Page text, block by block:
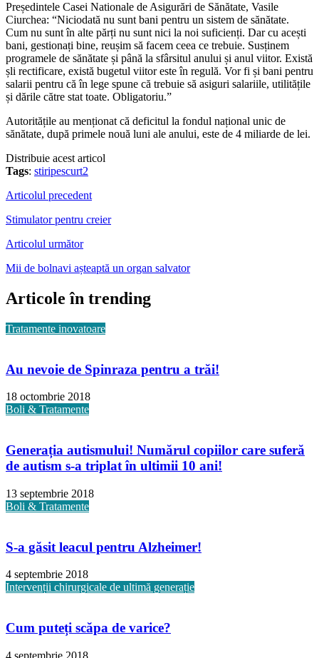
Președintele Casei Nationale de Asigurări de Sănătate, Vasile
Ciurchea: “Niciodată nu sunt bani pentru un sistem de sănătate.
Cum nu sunt în alte părți nu sunt nici la noi suficienți. Dar cu acești
bani, gestionați bine, reușim să facem ceea ce trebuie. Susținem
programele de sănătate și până la sfârsitul anului și anul viitor. Există
șli rectificare, există bugetul viitor este în regulă. Vor fi și bani pentru
salarii pentru că în lege spune că trebuie să asiguri salariile, utilitățile
și dările către stat toate. Obligatoriu.”
Autoritățile au menționat că deficitul la fondul național unic de
sănătate, după primele nouă luni ale anului, este de 4 miliarde de lei.
Distribuie acest articol
Tags: stiripescurt2
Articolul precedent
Stimulator pentru creier
Articolul următor
Mii de bolnavi așteaptă un organ salvator
Articole în trending
Tratamente inovatoare
Au nevoie de Spinraza pentru a trăi!
18 octombrie 2018
Boli & Tratamente
Generația autismului! Numărul copiilor care suferă
de autism s-a triplat în ultimii 10 ani!
13 septembrie 2018
Boli & Tratamente
S-a găsit leacul pentru Alzheimer!
4 septembrie 2018
Intervenții chirurgicale de ultimă generație
Cum puteți scăpa de varice?
4 septembrie 2018